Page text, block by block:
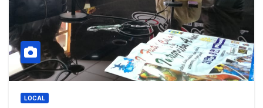
LOCAL